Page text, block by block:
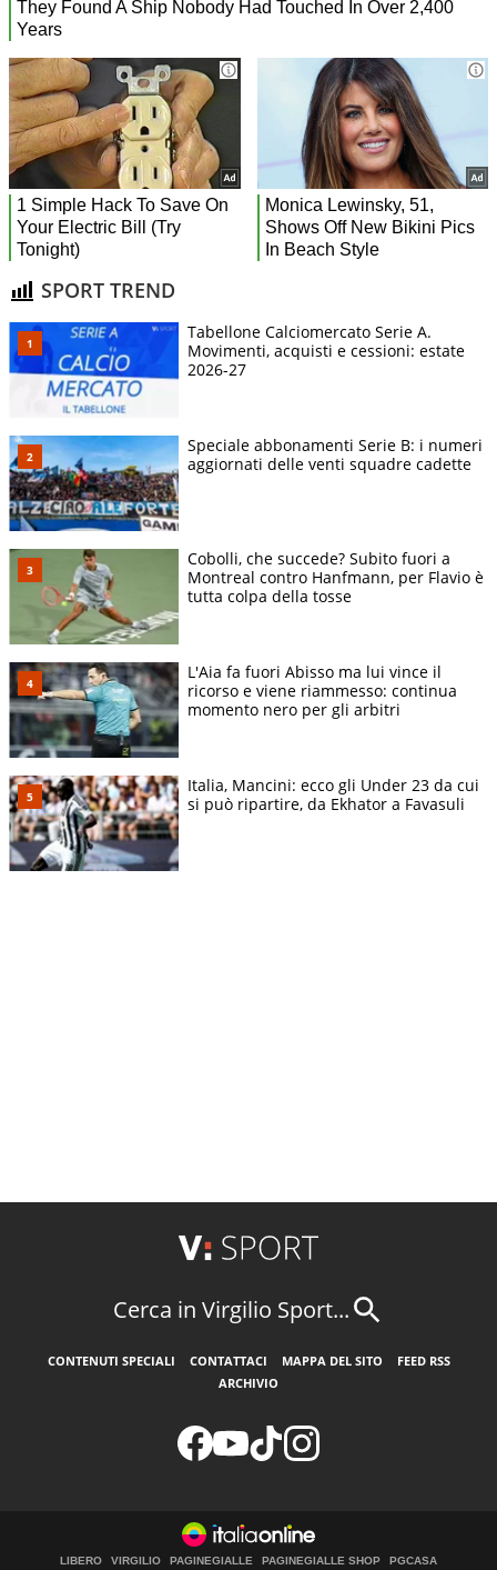
SPORT TREND
Tabellone Calciomercato Serie A.
Movimenti, acquisti e cessioni: estate
2026-27
Speciale abbonamenti Serie B: i numeri
aggiornati delle venti squadre cadette
Cobolli, che succede? Subito fuori a
Montreal contro Hanfmann, per Flavio è
tutta colpa della tosse
L'Aia fa fuori Abisso ma lui vince il
ricorso e viene riammesso: continua
momento nero per gli arbitri
Italia, Mancini: ecco gli Under 23 da cui
si può ripartire, da Ekhator a Favasuli
Cerca in Virgilio Sport...
CONTENUTI SPECIALI CONTATTACI MAPPA DEL SITO
FEED RSS
ARCHIVIO
LIBERO VIRGILIO PAGINEGIALLE PAGINEGIALLE SHOP PGCASA